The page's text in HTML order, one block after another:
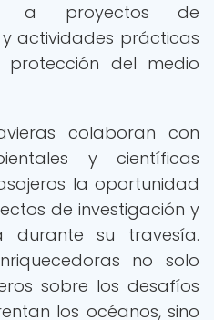
a proyectos de
actividades prácticas
del medio
colaboran con
y científicas
la oportunidad
de investigación y
durante su travesía.
no solo
sobre los desafíos
los océanos, sino